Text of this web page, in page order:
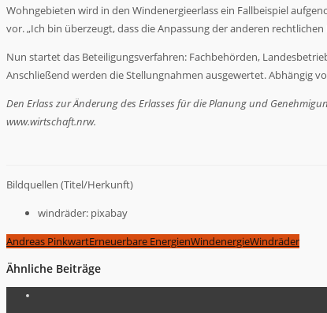
Wohngebieten wird in den Windenergieerlass ein Fallbeispiel
vor. „Ich bin überzeugt, dass die Anpassung der anderen
Nun startet das Beteiligungsverfahren: Fachbehörden,
Anschließend werden die Stellungnahmen ausgewertet. Abhängig
Den Erlass zur Änderung des Erlasses für die Planung und
www.wirtschaft.nrw.
Bildquellen (Titel/Herkunft)
windräder: pixabay
Andreas PinkwartErneuerbare EnergienWindenergieWindräder
Ähnliche Beiträge